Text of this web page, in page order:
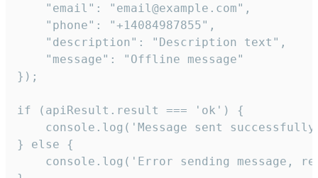
    "email": "email@example.com",
    "phone": "+14084987855",
    "description": "Description text",
    "message": "Offline message"
});
if (apiResult.result === 'ok') {
console.log('Message sent
} else {
console.log('Error sending message,